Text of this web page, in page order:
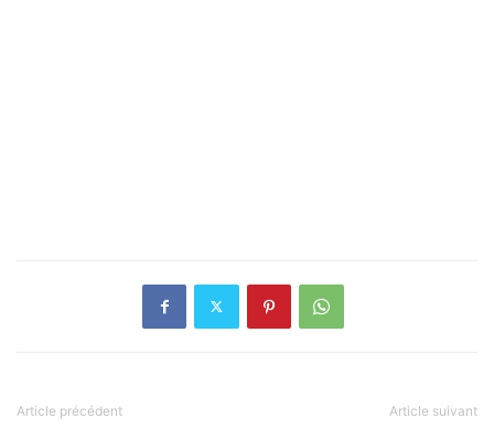
Article précédent Article suivant